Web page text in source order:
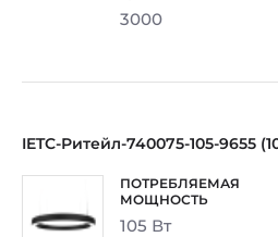
3000
IETC-Ритейл-740075-105-9655
105 Вт